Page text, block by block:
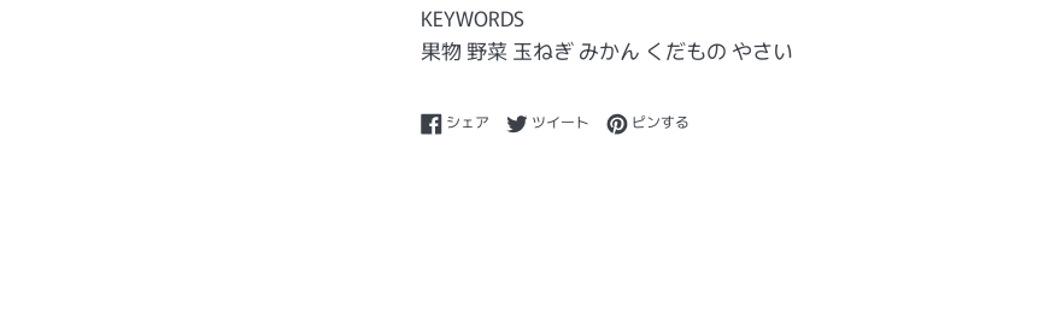
KEYWORDS
果物 野菜 玉ねぎ みかん くだもの やさい
シェア Facebookでシェアする
ツイート Twitterに投稿する
ピンする